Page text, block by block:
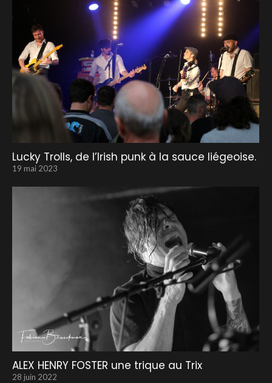
Lucky Trolls, de l’Irish punk à la sauce liégeoise.
19 mai 2023
ALEX HENRY FOSTER une trique au Trix
28 juin 2022